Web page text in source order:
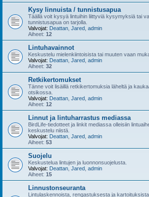
Kysy linnuista / tunnistusapua
Täällä voit kysyä lintuihin liittyviä kysymyksiä tai
tunnistusapua on tarjolla.
Valvojat: Deattan Jared admin
Aiheet: 12
Lintuhavainnot
Keskustelu mielenkiintoisista tai muuten vaan
Valvojat: Deattan Jared admin
Aiheet: 32
Retkikertomukset
Tänne voit lisäillä retkikertomuksia läheltä ja
otsikossa.
Valvojat: Deattan Jared admin
Aiheet: 12
Linnut ja lintuharrastus mediassa
BirdLife-tiedotteet ja linkit mediassa olleisiin
keskustelu niistä.
Valvojat: Deattan Jared admin
Aiheet: 53
Suojelu
Keskustelua lintujen ja luonnonsuojelusta.
Valvojat: Deattan Jared admin
Aiheet: 15
Linnustonseuranta
Lintulaskennoista, rengastuksesta ja kartoituksista